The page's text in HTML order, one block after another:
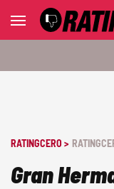
RATINGCERO >
Gran